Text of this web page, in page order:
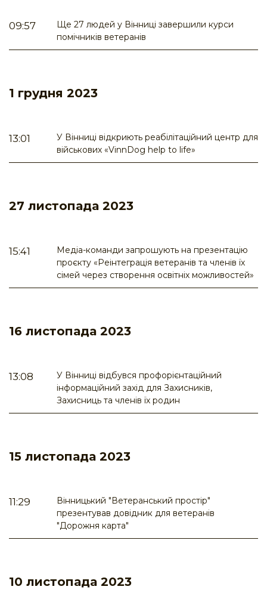
09:57
Ще 27 людей у Вінниці завершили курси
помічників ветеранів
1 грудня 2023
13:01
У Вінниці відкриють реабілітаційний центр для
військових «VinnDog help to life»
27 листопада 2023
15:41
Медіа-команди запрошують на презентацію
проєкту «Реінтеграція ветеранів та членів їх
сімей через створення освітніх можливостей»
16 листопада 2023
13:08
У Вінниці відбувся профорієнтаційний
інформаційний захід для Захисників,
Захисниць та членів їх родин
15 листопада 2023
11:29
Вінницький "Ветеранський простір"
презентував довідник для ветеранів
"Дорожня карта"
10 листопада 2023